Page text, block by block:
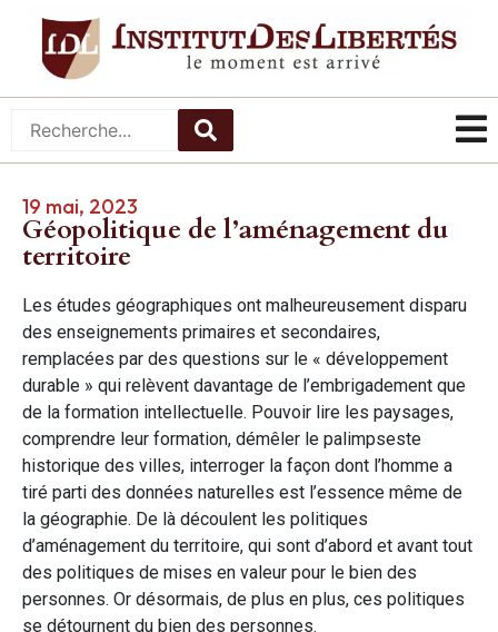
19 mai, 2023
Géopolitique de l’aménagement du
territoire
Les études géographiques ont malheureusement disparu
des enseignements primaires et secondaires,
remplacées par des questions sur le « développement
durable » qui relèvent davantage de l’embrigadement que
de la formation intellectuelle. Pouvoir lire les paysages,
comprendre leur formation, démêler le palimpseste
historique des villes, interroger la façon dont l’homme a
tiré parti des données naturelles est l’essence même de
la géographie. De là découlent les politiques
d’aménagement du territoire, qui sont d’abord et avant tout
des politiques de mises en valeur pour le bien des
personnes. Or désormais, de plus en plus, ces politiques
se détournent du bien des personnes.